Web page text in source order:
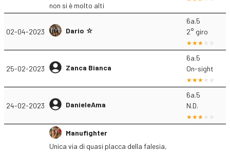
non si è molto alti
02-04-2023 Dario ☆
6a.5
2° giro
25-02-2023 Zanca Bianca
6a.5
On-sight
24-02-2023 DanieleAma
6a.5
N.D.
Manufighter
Unica via di quasi placca della falesia,